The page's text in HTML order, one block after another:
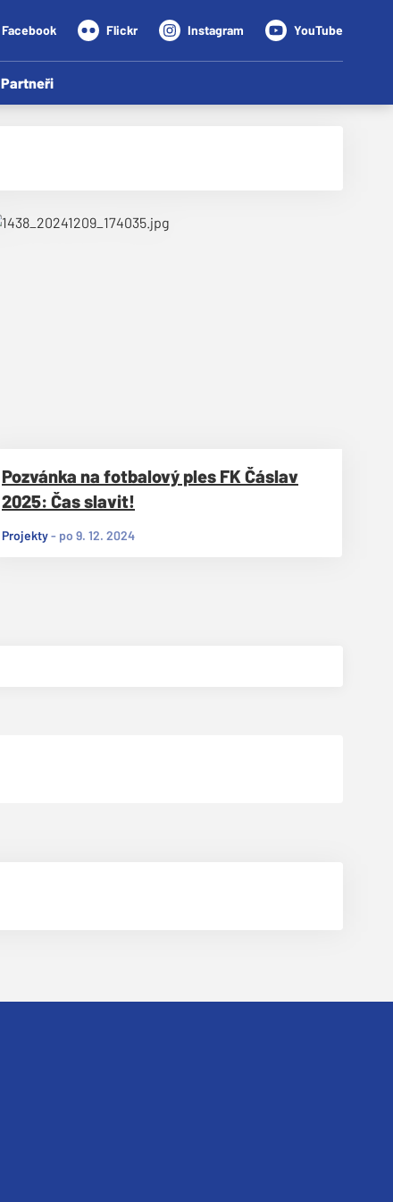
Facebook Flickr Instagram YouTube
Partneři
Projekty- po 9. 12. 2024
Pozvánka na fotbalový ples FK Čáslav
2025: Čas slavit!